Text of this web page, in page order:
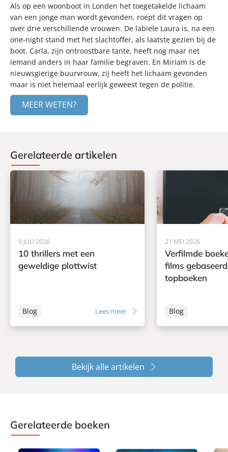
Als op een woonboot in Londen het toegetakelde lichaam
van een jonge man wordt gevonden, roept dit vragen op
over drie verschillende vrouwen. De labiele Laura is, na een
one-night stand met het slachtoffer, als laatste gezien bij de
boot. Carla, zijn ontroostbare tante, heeft nog maar net
iemand anders in haar familie begraven. En Miriam is de
nieuwsgierige buurvrouw, zij heeft het lichaam gevonden
maar is niet helemaal eerlijk geweest tegen de politie.
MEER WETEN?
Gerelateerde artikelen
9 JULI 2026
10 thrillers met een
geweldige plottwist
Blog Lees meer
21 MEI 2026
Verfilmde
films
topboeken
Blog
Bekijk alle artikelen
Gerelateerde boeken